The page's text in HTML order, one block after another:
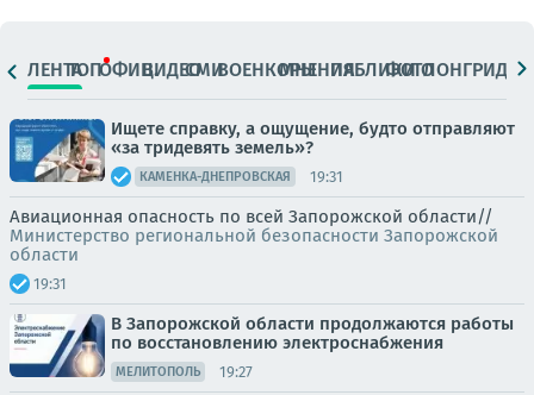
ЛЕНТАТОПОФИЦ.ВИДЕОСМИВОЕНКОРЫМНЕНИЯПАБЛИКИ
ФОТОЛОНГРИДЫ
Ищете справку, а ощущение, будто отправляют
«за тридевять земель»?
КАМЕНКА-ДНЕПРОВСКАЯ 19:31
Авиационная опасность по всей Запорожской области//
Министерство региональной безопасности Запорожской
области
19:31
В Запорожской области продолжаются работы
по восстановлению электроснабжения
МЕЛИТОПОЛЬ 19:27